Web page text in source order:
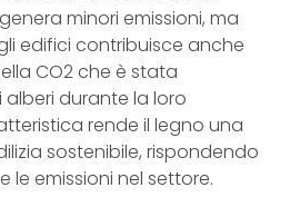
minori emissioni, ma
edifici contribuisce anche
CO2 che è stata
durante la loro
rende il legno una
sostenibile, rispondendo
le emissioni nel settore.